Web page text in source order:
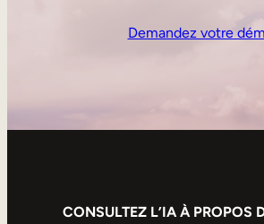
Demandez votre
CONSULTEZ L’IA À PROPOS